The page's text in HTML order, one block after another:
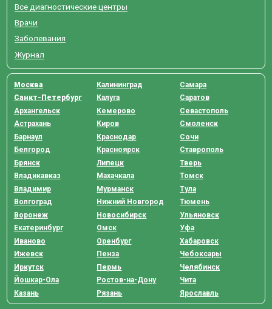
Все диагностические центры
Врачи
Заболевания
Журнал
Москва
Санкт-Петербург
Архангельск
Астрахань
Барнаул
Белгород
Брянск
Владикавказ
Владимир
Волгоград
Воронеж
Екатеринбург
Иваново
Ижевск
Иркутск
Йошкар-Ола
Казань
Калининград
Калуга
Кемерово
Киров
Краснодар
Красноярск
Липецк
Махачкала
Мурманск
Нижний Новгород
Новосибирск
Омск
Оренбург
Пенза
Пермь
Ростов-на-Дону
Рязань
Самара
Саратов
Севастополь
Смоленск
Сочи
Ставрополь
Тверь
Томск
Тула
Тюмень
Ульяновск
Уфа
Хабаровск
Чебоксары
Челябинск
Чита
Ярославль